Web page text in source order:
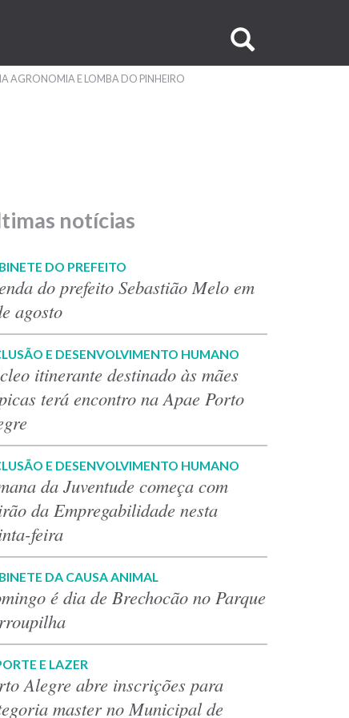
no
AGRONOMIA E LOMBA DO PINHEIRO
notícias
DO PREFEITO
do prefeito Sebastião Melo em
agosto
E DESENVOLVIMENTO HUMANO
itinerante destinado às mães
terá encontro na Apae Porto
E DESENVOLVIMENTO HUMANO
da Juventude começa com
da Empregabilidade nesta
feira
DA CAUSA ANIMAL
é dia de Brechocão no Parque
E LAZER
Alegre abre inscrições para
master no Municipal de